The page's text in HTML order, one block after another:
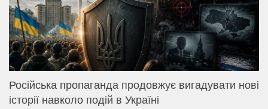
Російська пропаганда продовжує вигадувати нові
історії навколо подій в Україні